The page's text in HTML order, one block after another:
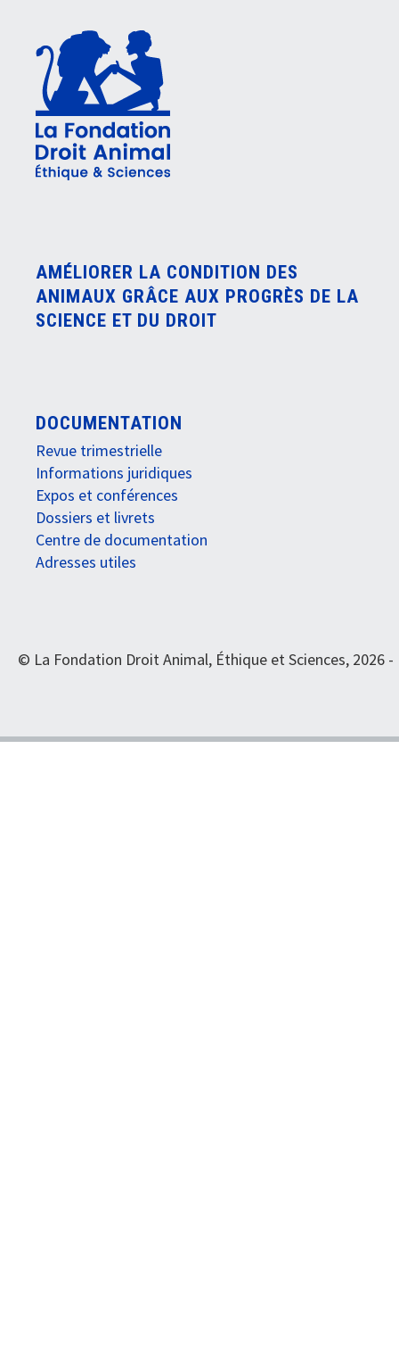
AMÉLIORER LA CONDITION DES
ANIMAUX GRÂCE AUX PROGRÈS DE LA
SCIENCE ET DU DROIT
DOCUMENTATION
Revue trimestrielle
Informations juridiques
Expos et conférences
Dossiers et livrets
Centre de documentation
Adresses utiles
© La Fondation Droit Animal, Éthique et Sciences, 2026 -